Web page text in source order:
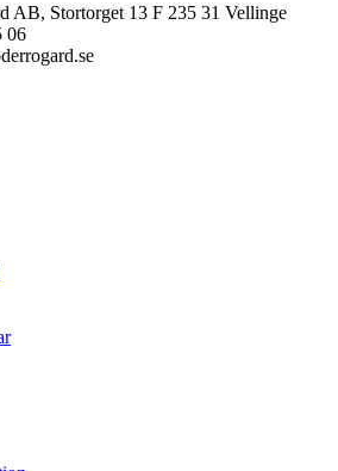
AB, Stortorget 13 F 235 31 Vellinge
06